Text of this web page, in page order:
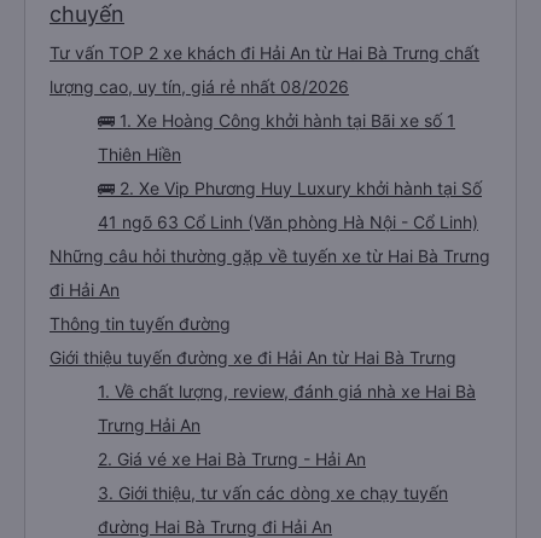
chuyến
Tư vấn TOP 2 xe khách đi Hải An từ Hai Bà Trưng chất
lượng cao, uy tín, giá rẻ nhất 08/2026
🚌 1. Xe Hoàng Công khởi hành tại Bãi xe số 1
Thiên Hiền
🚌 2. Xe Vip Phương Huy Luxury khởi hành tại Số
41 ngõ 63 Cổ Linh (Văn phòng Hà Nội - Cổ Linh)
Những câu hỏi thường gặp về tuyến xe từ Hai Bà Trưng
đi Hải An
Thông tin tuyến đường
Giới thiệu tuyến đường xe đi Hải An từ Hai Bà Trưng
1. Về chất lượng, review, đánh giá nhà xe Hai Bà
Trưng Hải An
2. Giá vé xe Hai Bà Trưng - Hải An
3. Giới thiệu, tư vấn các dòng xe chạy tuyến
đường Hai Bà Trưng đi Hải An